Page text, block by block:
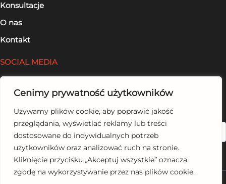
Cenimy prywatność użytkowników
Używamy plików cookie, aby poprawić jakość
przeglądania, wyświetlać reklamy lub treści
dostosowane do indywidualnych potrzeb
użytkowników oraz analizować ruch na stronie.
Kliknięcie przycisku „Akceptuj wszystkie” oznacza
zgodę na wykorzystywanie przez nas plików cookie.
Konsultacje
O nas
Kontakt
SOCIAL MEDIA
Szukaj